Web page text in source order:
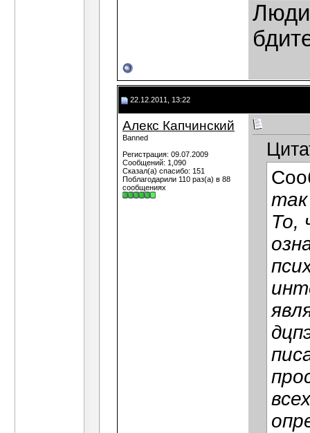
22.12.2011, 13:22
Алекс Капчинский
Banned
Регистрация: 09.07.2009
Сообщений: 1,090
Сказал(а) спасибо: 151
Поблагодарили 110 раз(а) в 88
сообщениях
То,